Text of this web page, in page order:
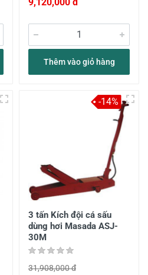
Thêm vào giỏ hàng
3 tấn Kích đội cá sấu
dùng hơi Masada ASJ-
30M
31,908,000 đ
-14%